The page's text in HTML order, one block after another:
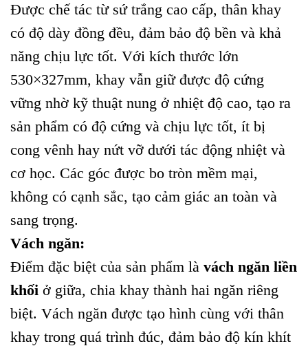
Được chế tác từ sứ trắng cao cấp, thân khay
có độ dày đồng đều, đảm bảo độ bền và khả
năng chịu lực tốt. Với kích thước lớn
530×327mm, khay vẫn giữ được độ cứng
vững nhờ kỹ thuật nung ở nhiệt độ cao, tạo ra
sản phẩm có độ cứng và chịu lực tốt, ít bị
cong vênh hay nứt vỡ dưới tác động nhiệt và
cơ học. Các góc được bo tròn mềm mại,
không có cạnh sắc, tạo cảm giác an toàn và
sang trọng.
Vách ngăn:
Điểm đặc biệt của sản phẩm là vách ngăn liền
khối ở giữa, chia khay thành hai ngăn riêng
biệt. Vách ngăn được tạo hình cùng với thân
khay trong quá trình đúc, đảm bảo độ kín khít